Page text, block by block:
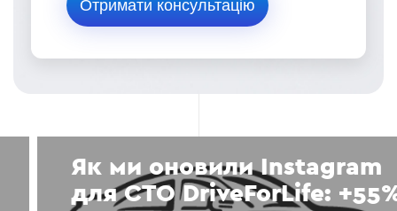
Як ми оновили Instagram
для СТО DriveForLife: +55%